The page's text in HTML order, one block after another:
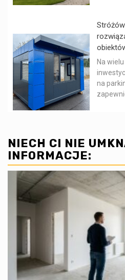
Na
na
NIECH CI NIE
INFORMACJE: